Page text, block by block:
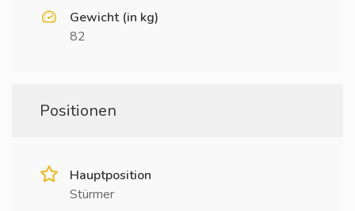
Gewicht (in kg)
82
Positionen
Hauptposition
Stürmer